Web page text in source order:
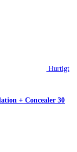
Hurtigt
+ Concealer 30